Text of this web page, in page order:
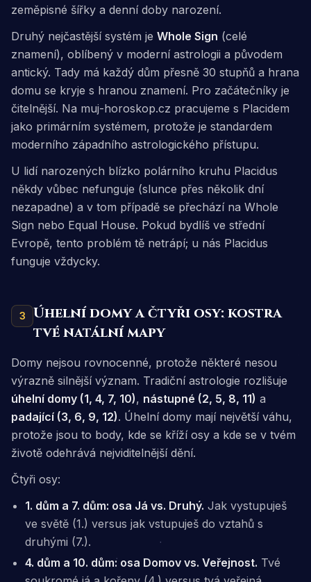
zeměpisné šířky a denní doby narození.
Druhý nejčastější systém je Whole Sign (celé
znamení), oblíbený v moderní astrologii a původem
antický. Tady má každý dům přesně 30 stupňů a hrana
domu se kryje s hranou znamení. Pro začátečníky je
čitelnější. Na muj-horoskop.cz pracujeme s Placidem
jako primárním systémem, protože je standardem
moderního západního astrologického přístupu.
U lidí narozených blízko polárního kruhu Placidus
někdy vůbec nefunguje (slunce přes několik dní
nezapadne) a v tom případě se přechází na Whole
Sign nebo Equal House. Pokud bydlíš ve střední
Evropě, tento problém tě netrápí; u nás Placidus
funguje vždycky.
3
Úhelní domy a čtyři osy: kostra
tvé natální mapy
Domy nejsou rovnocenné, protože některé nesou
výrazně silnější význam. Tradiční astrologie rozlišuje
úhelní domy (1, 4, 7, 10), nástupné (2, 5, 8, 11) a
padající (3, 6, 9, 12). Úhelní domy mají největší váhu,
protože jsou to body, kde se kříží osy a kde se v tvém
životě odehrává nejviditelnější dění.
Čtyři osy:
1. dům a 7. dům: osa Já vs. Druhý. Jak vystupuješ
ve světě (1.) versus jak vstupuješ do vztahů s
druhými (7.).
4. dům a 10. dům: osa Domov vs. Veřejnost. Tvé